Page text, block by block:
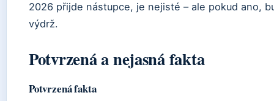
2026 přijde nástupce, je nejisté – ale pokud ano,
výdrž.
Potvrzená a nejasná fakta
Potvrzená fakta